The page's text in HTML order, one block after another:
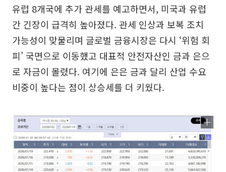
유럽 8개국에 추가 관세를 예고하면서, 미국과 유럽
간 긴장이 급격히 높아졌다. 관세 인상과 보복 조치
가능성이 맞물리며 글로벌 금융시장은 다시 ‘위험 회
피’ 국면으로 이동했고 대표적 안전자산인 금과 은으
로 자금이 몰렸다. 여기에 은은 금과 달리 산업 수요
비중이 높다는 점이 상승세를 더 키웠다.